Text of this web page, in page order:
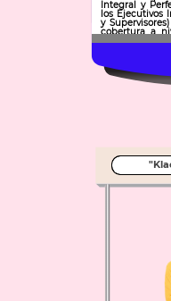
Integral y
los Ejecutivos
y
cobertura a
años de